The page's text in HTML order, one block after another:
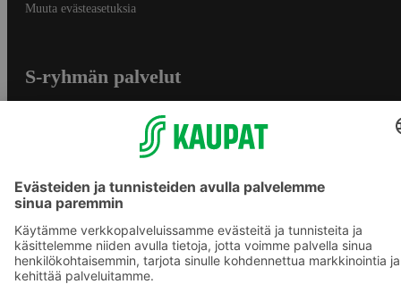
Muuta evästeasetuksia
S-ryhmän palvelut
S-ostoslista -sovellus
Prisma.fi
Sokos.fi
S-Pankki
Yhteishyvä
Sokos Hotels